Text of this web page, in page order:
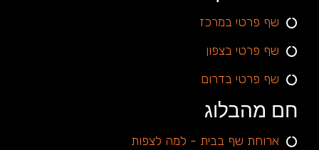
שף פרטי במרכז
שף פרטי בצפון
שף פרטי בדרום
חם מהבלוג
ארוחת שף בבית - למה לצפות